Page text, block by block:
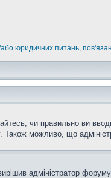
або юридичних питань,
чи правильно ви
можливо, що
адміністратор